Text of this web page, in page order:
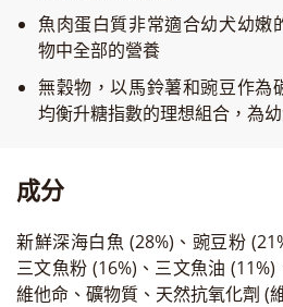
魚肉蛋白質非常適合幼犬幼嫩
物中全部的營養
無穀物，以馬鈴薯和豌豆作為
均衡升糖指數的理想組合，為
成分
新鮮深海白魚 (28%)、豌豆粉
三文魚粉 (16%)、三文魚油
維他命、礦物質、天然抗氧化劑 (